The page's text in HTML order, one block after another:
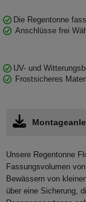
Die Regentonne
Anschlüsse frei
UV- und
Frostsicheres
Unsere Regentonne
Fassungsvolumen
Bewässern von
über eine Sicherung,